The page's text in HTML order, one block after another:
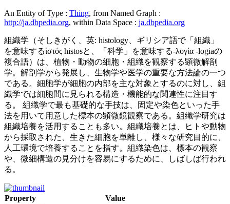
An Entity of Type : Thing, from Named Graph :
http://ja.dbpedia.org, within Data Space : ja.dbpedia.org
組織学（そしきがく、英: histology、ギリシア語で「組織」
を意味するἱστός histosと、「科学」を意味する-λογία -logiaの
複合語）は、植物・動物の細胞・組織を観察する顕微解剖
学。解剖学から発展し、生物学や医学の重要な方法論の一つ
である。細胞学が細胞の内部を主な対象とするのに対し、組
織学では細胞間に見られる構造・機能的な関連性に注目す
る。 組織学で最も基礎的な手技は、固定や染色といった手
法を用いて用意した標本の顕微鏡観察である。組織学研究は
組織培養を活用することも多い。組織培養とは、ヒトや動物
から採取された、生きた細胞を単離し、様々な研究目的に、
人工環境で培養することを指す。組織染色は、標本の観察
や、微細構造の見分けを容易にするために、しばしば行われ
る。
Property Value